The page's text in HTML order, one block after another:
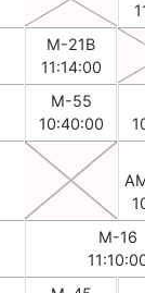
M-21B
11:14:00
M-55
10:40:00
M-16